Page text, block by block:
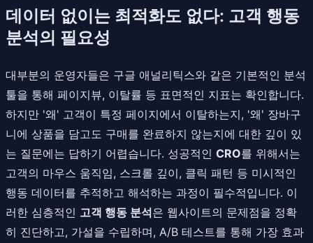
데이터 없이는 최적화도 없다: 고객 행동
분석의 필요성
대부분의 운영자들은 구글 애널리틱스와 같은 기본적인 분석
툴을 통해 페이지뷰, 이탈률 등 표면적인 지표는 확인합니다.
하지만 '왜' 고객이 특정 페이지에서 이탈하는지, '왜' 장바구
니에 상품을 담고도 구매를 완료하지 않는지에 대한 깊이 있
는 질문에는 답하기 어렵습니다. 성공적인 CRO를 위해서는
고객의 마우스 움직임, 스크롤 깊이, 클릭 패턴 등 미시적인
행동 데이터를 추적하고 해석하는 과정이 필수적입니다. 이
러한 심층적인 고객 행동 분석은 웹사이트의 문제점을 정확
히 진단하고, 가설을 수립하며, A/B 테스트를 통해 가장 효과